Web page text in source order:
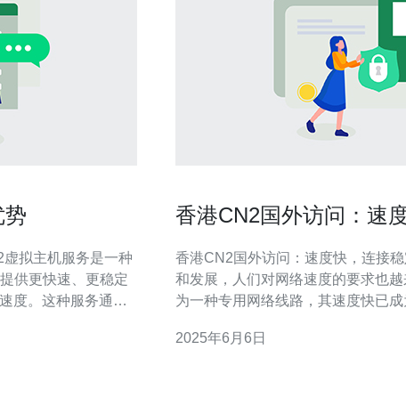
势
供更快速、更稳定
度。这种服务通常
采用CN2网络架构，
香港CN2国外访问：速
香港CN2国外访问：速度快，连接稳定 随着互联网的
和发展，人们对网络速度的要求也
为一种专用网络线路，其速度快已
地提升访问速度，让用户能够更快地
2025年6月6日